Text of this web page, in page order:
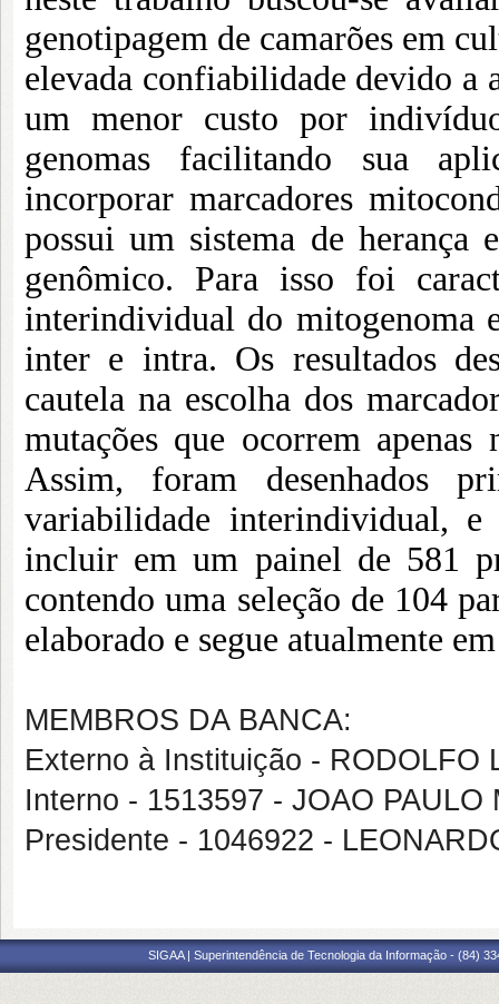
genotipagem de camarões em
elevada confiabilidade devido a
um menor custo por
genomas facilitando sua
incorporar marcadores
possui um sistema de herança
genômico. Para isso foi
interindividual do mitogenoma
inter e intra. Os resultados
cautela na escolha dos
mutações que ocorrem
Assim, foram desenhados
variabilidade interindividual,
incluir em um painel de 581
contendo uma seleção de 104
elaborado e segue atualmente
MEMBROS DA BANCA:
Externo à Instituição - RODOLFO
Interno - 1513597 - JOAO PAULO
Presidente - 1046922 -
SIGAA | Superintendência de Tecnologia da Informação - (84)